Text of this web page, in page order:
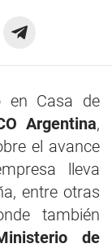
en Casa de
Argentina,
el avance
lleva
entre otras
también
de